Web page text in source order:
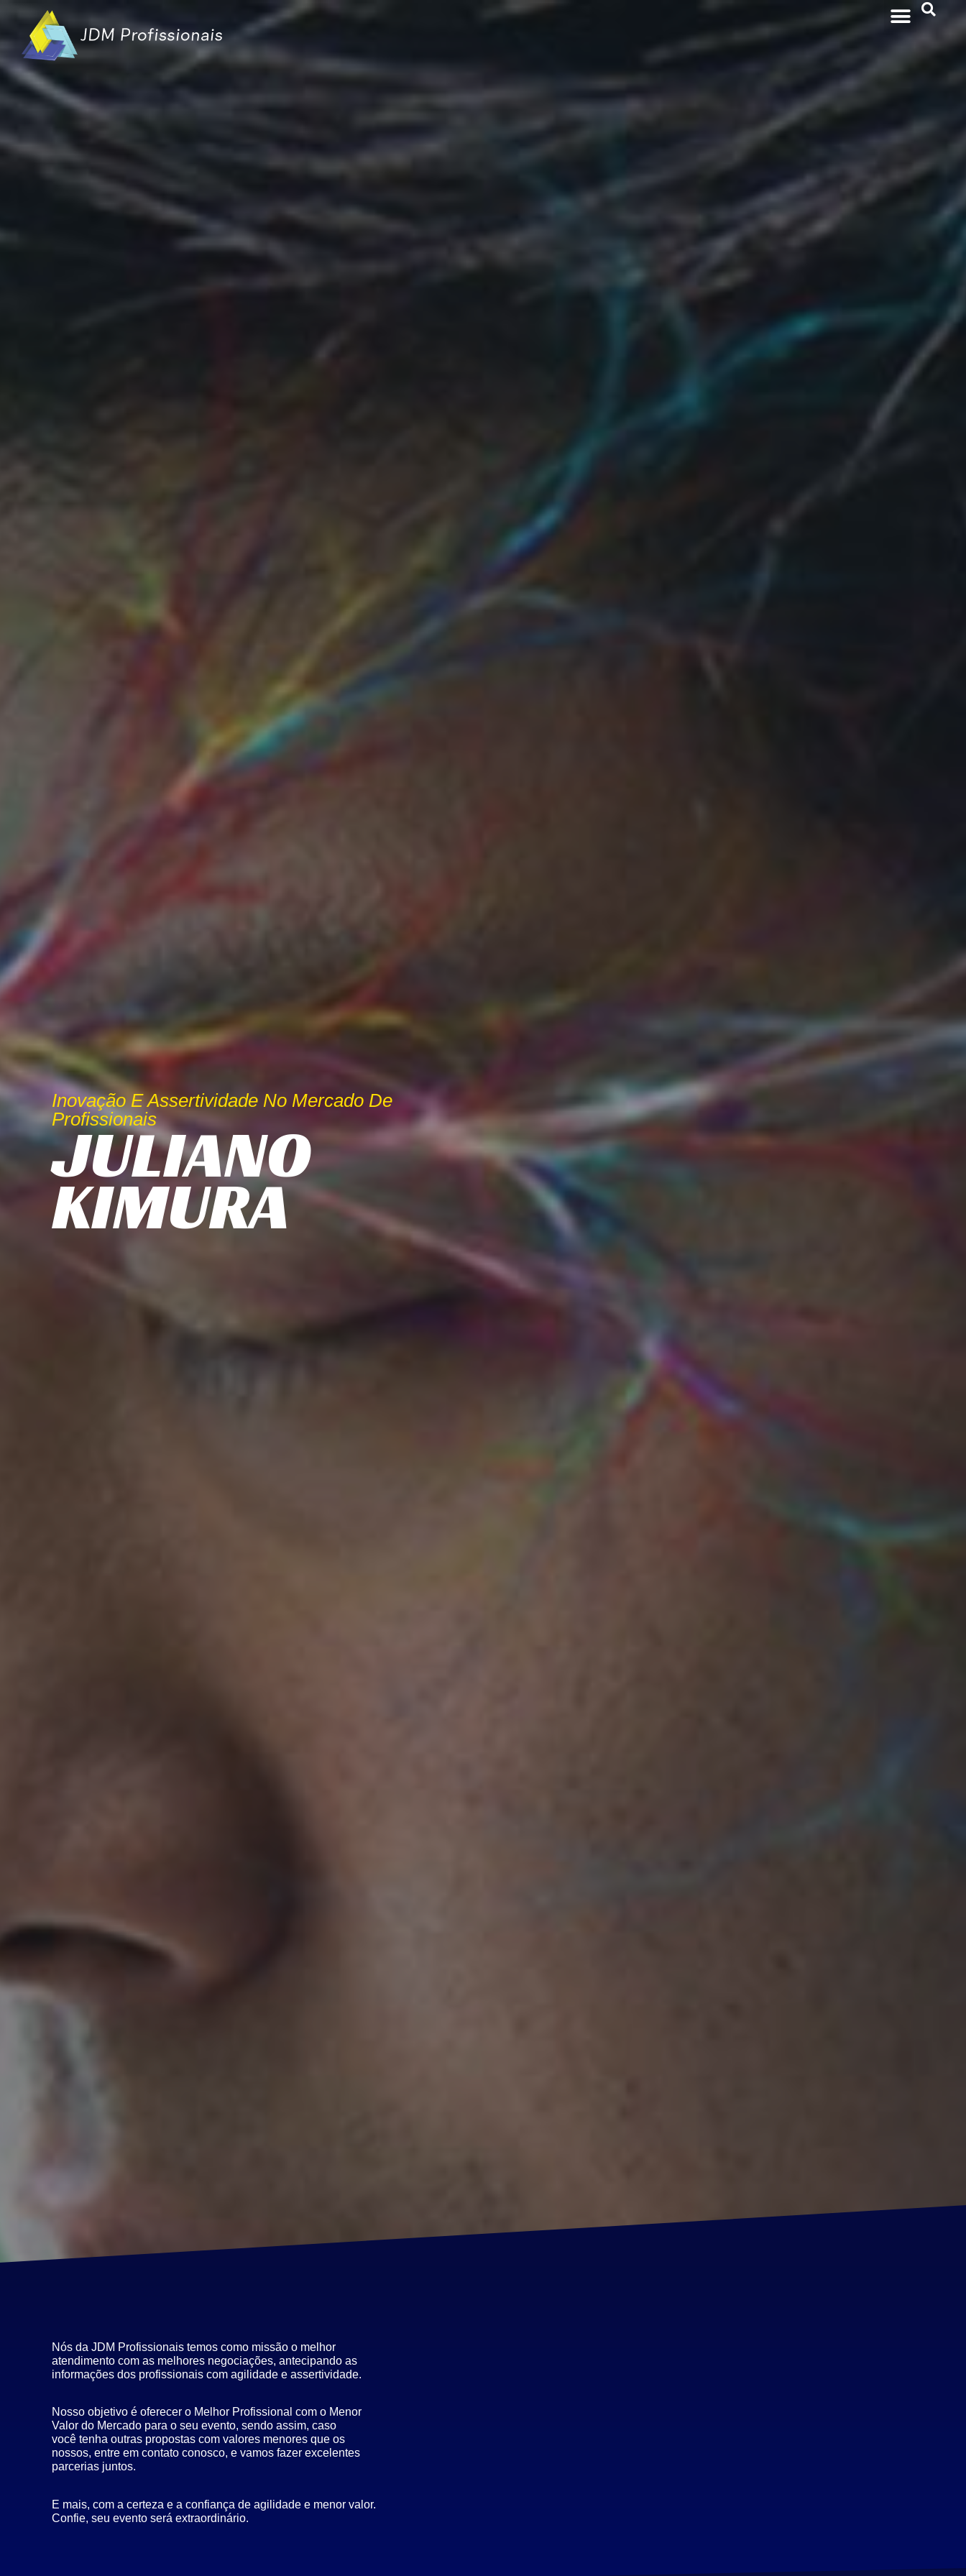
Inovação E Assertividade No Mercado De
Profissionais
JULIANO
KIMURA
Nós da JDM Profissionais temos como missão o melhor
atendimento com as melhores negociações, antecipando as
informações dos profissionais com agilidade e assertividade.
Nosso objetivo é oferecer o Melhor Profissional com o Menor
Valor do Mercado para o seu evento, sendo assim, caso
você tenha outras propostas com valores menores que os
nossos, entre em contato conosco, e vamos fazer excelentes
parcerias juntos.
E mais, com a certeza e a confiança de agilidade e menor valor.
Confie, seu evento será extraordinário.